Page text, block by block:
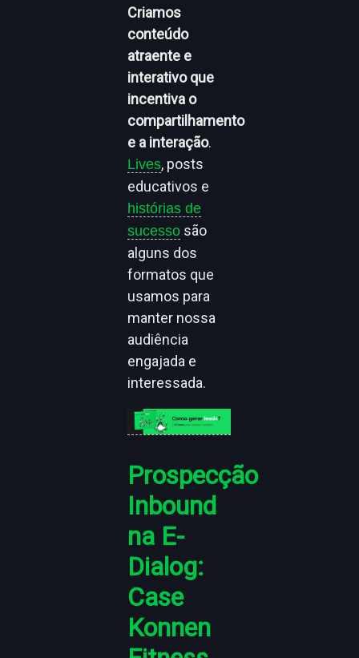
Criamos
conteúdo
atraente e
interativo que
incentiva o
compartilhamento
e a interação.
Lives, posts
educativos e
histórias de
sucesso são
alguns dos
formatos que
usamos para
manter nossa
audiência
engajada e
interessada.
Prospecção
Inbound
na E-
Dialog:
Case
Konnen